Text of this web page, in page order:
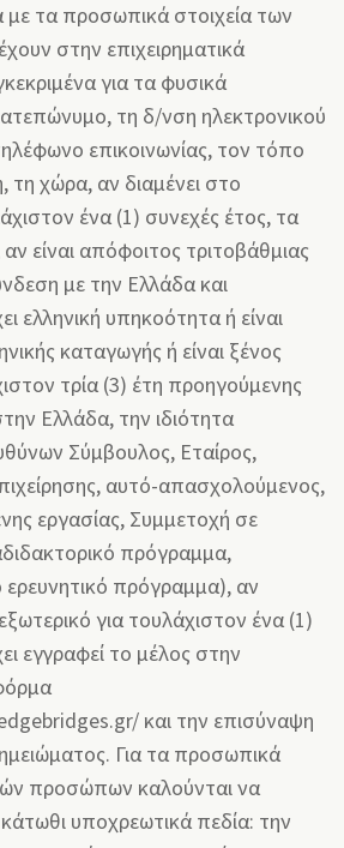
με τα προσωπικά στοιχεία των
στην επιχειρηματικά
για τα φυσικά
τη δ/νση ηλεκτρονικού
επικοινωνίας, τον τόπο
τη χώρα, αν διαμένει στο
ένα (1) συνεχές έτος, τα
είναι απόφοιτος τριτοβάθμιας
με την Ελλάδα και
ελληνική υπηκοότητα ή είναι
καταγωγής ή είναι ξένος
τρία (3) έτη προηγούμενης
Ελλάδα, την ιδιότητα
Σύμβουλος, Εταίρος,
αυτό-απασχολούμενος,
εργασίας, Συμμετοχή σε
πρόγραμμα,
πρόγραμμα), αν
για τουλάχιστον ένα (1)
εγγραφεί το μέλος στην
και την επισύναψη
Για τα προσωπικά
προσώπων καλούνται να
υποχρεωτικά πεδία: την